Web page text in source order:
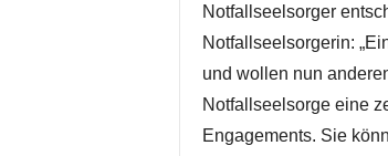
Notfallseelsorger
Notfallseelsorgerin:
und wollen nun
Notfallseelsorge eine
Engagements. Sie